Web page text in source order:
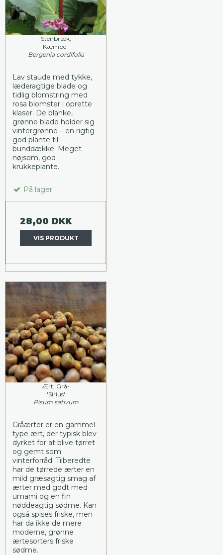
Stenbræk,
Kæmpe-
Bergenia cordifolia
Lav staude med tykke,
læderagtige blade og
tidlig blomstring med
rosa blomster i oprette
klaser. De blanke,
grønne blade holder sig
vintergrønne – en rigtig
god plante til
bunddække. Meget
nøjsom, god
krukkeplante.
På lager
28,00 DKK
VIS PRODUKT
Ært, Grå-
'Sirius'
Pisum sativum
Gråærter er en gammel
type ært, der typisk blev
dyrket for at blive tørret
og gemt som
vinterforråd. Tilberedte
har de tørrede ærter en
mild græsagtig smag af
ærter med godt med
umami og en fin
nøddeagtig sødme. Kan
også spises friske, men
har da ikke de mere
moderne, grønne
ærtesorters friske
sødme.